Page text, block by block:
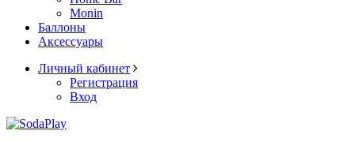
Monin
Баллоны
Аксессуары
Личный кабинет
Регистрация
Вход